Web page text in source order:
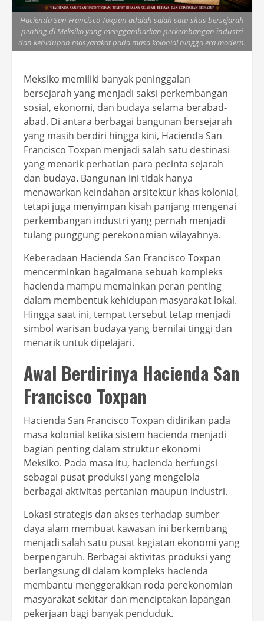
Hacienda San Francisco Toxpan adalah salah satu situs bersejarah
penting di Meksiko yang menggambarkan perkembangan industri
dan kehidupan masyarakat pada masa kolonial hingga era modern.
Meksiko memiliki banyak peninggalan
bersejarah yang menjadi saksi perkembangan
sosial, ekonomi, dan budaya selama berabad-
abad. Di antara berbagai bangunan bersejarah
yang masih berdiri hingga kini, Hacienda San
Francisco Toxpan menjadi salah satu destinasi
yang menarik perhatian para pecinta sejarah
dan budaya. Bangunan ini tidak hanya
menawarkan keindahan arsitektur khas kolonial,
tetapi juga menyimpan kisah panjang mengenai
perkembangan industri yang pernah menjadi
tulang punggung perekonomian wilayahnya.
Keberadaan Hacienda San Francisco Toxpan
mencerminkan bagaimana sebuah kompleks
hacienda mampu memainkan peran penting
dalam membentuk kehidupan masyarakat lokal.
Hingga saat ini, tempat tersebut tetap menjadi
simbol warisan budaya yang bernilai tinggi dan
menarik untuk dipelajari.
Awal Berdirinya Hacienda San
Francisco Toxpan
Hacienda San Francisco Toxpan didirikan pada
masa kolonial ketika sistem hacienda menjadi
bagian penting dalam struktur ekonomi
Meksiko. Pada masa itu, hacienda berfungsi
sebagai pusat produksi yang mengelola
berbagai aktivitas pertanian maupun industri.
Lokasi strategis dan akses terhadap sumber
daya alam membuat kawasan ini berkembang
menjadi salah satu pusat kegiatan ekonomi yang
berpengaruh. Berbagai aktivitas produksi yang
berlangsung di dalam kompleks hacienda
membantu menggerakkan roda perekonomian
masyarakat sekitar dan menciptakan lapangan
pekerjaan bagi banyak penduduk.